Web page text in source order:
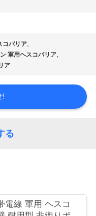
コバリア,
軍用ヘスコバリア,
ア
!
る
電線 軍用 ヘスコ